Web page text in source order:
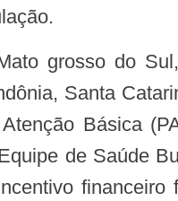
Santa
Básica
de Saúde
financeiro